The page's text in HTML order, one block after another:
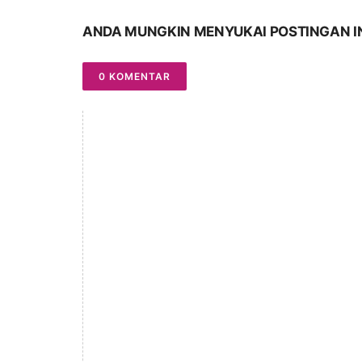
ANDA MUNGKIN MENYUKAI POSTINGAN
0 KOMENTAR